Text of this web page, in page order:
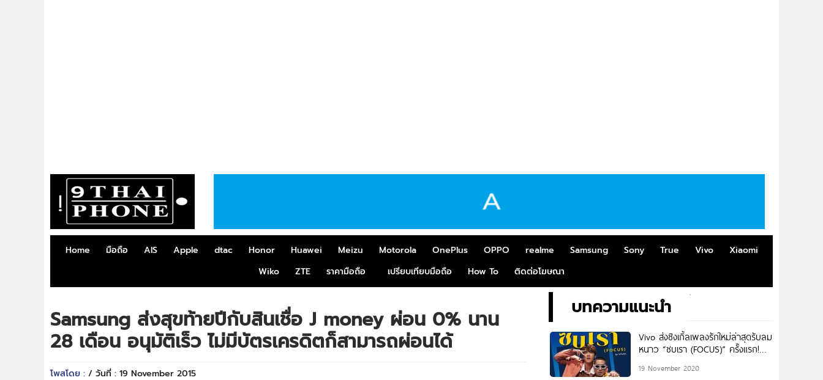
Home มือถือ AIS Apple dtac Honor Huawei Meizu Motorola OnePlus OPPO realme Samsung Sony True Vivo
Xiaomi
Wiko
ZTE ราคามือถือ เปรียบเทียบมือถือ How To ติดต่อโฆษณา
Samsung ส่งสุขท้ายปีกับสินเชื่อ J money ผ่อน 0% นาน
28 เดือน อนุมัติเร็ว ไม่มีบัตรเครดิตก็สามารถผ่อนได้
โพสโดย : / วันที่ : 19 November 2015
บทความแนะนำ
Vivo ส่งซิงเกิ้ลเพลงรักใหม่ล่าสุดรับลม
หนาว “ซบเรา (FOCUS)” ครั้งแรก!
ธัต และ โต้ง-Twopee กับเพลงเพื่อ
19 November 2020